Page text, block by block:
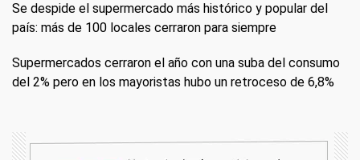
Se despide el supermercado más histórico y popular del
país: más de 100 locales cerraron para siempre
Supermercados cerraron el año con una suba del consumo
del 2% pero en los mayoristas hubo un retroceso de 6,8%